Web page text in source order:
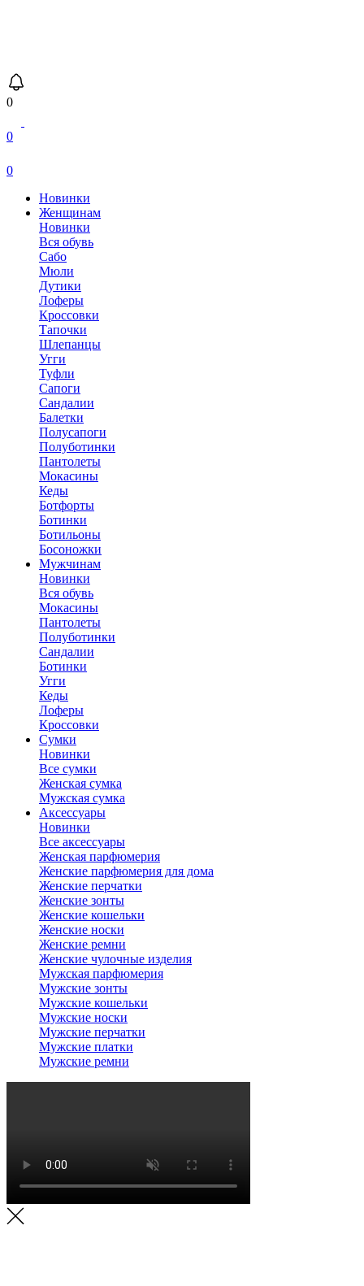
0
0
0
Новинки
Женщинам
Новинки
Вся обувь
Сабо
Мюли
Дутики
Лоферы
Кроссовки
Тапочки
Шлепанцы
Угги
Туфли
Сапоги
Сандалии
Балетки
Полусапоги
Полуботинки
Пантолеты
Мокасины
Кеды
Ботфорты
Ботинки
Ботильоны
Босоножки
Мужчинам
Новинки
Вся обувь
Мокасины
Пантолеты
Полуботинки
Сандалии
Ботинки
Угги
Кеды
Лоферы
Кроссовки
Сумки
Новинки
Все сумки
Женская сумка
Мужская сумка
Аксессуары
Новинки
Все аксессуары
Женская парфюмерия
Женские парфюмерия для дома
Женские перчатки
Женские зонты
Женские кошельки
Женские носки
Женские ремни
Женские чулочные изделия
Мужская парфюмерия
Мужские зонты
Мужские кошельки
Мужские носки
Мужские перчатки
Мужские платки
Мужские ремни